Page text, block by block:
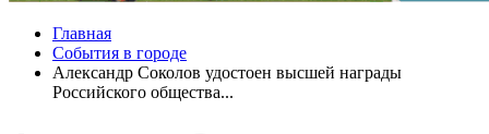
Главная
События в городе
Александр Соколов удостоен высшей награды
Российского общества...